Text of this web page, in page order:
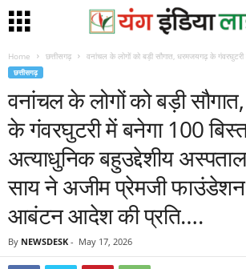
Home छत्तीसगढ़ वनांचल के लोगों को बड़ी सौगात, धरमजयगढ़ के
छत्तीसगढ़
वनांचल के लोगों को बड़ी
के गंवरघुटरी में बनेगा 100
अत्याधुनिक बहुउद्देशीय
साय ने अजीम प्रेमजी फाउंडेशन
आबंटन आदेश की प्रति….
By NEWSDESK - May 17, 2026